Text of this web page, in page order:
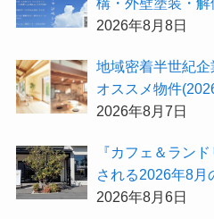
探すなら『街の職
2026年8月8日
地域密着半世紀
オススメ物件
無料『”木の家”新
2026年8月7日
『カフェ＆ラン
される2026年8月
紹介！
2026年8月6日